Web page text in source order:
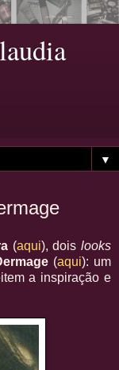
▼
(aqui), doislooks
(aqui): um
a inspiração e